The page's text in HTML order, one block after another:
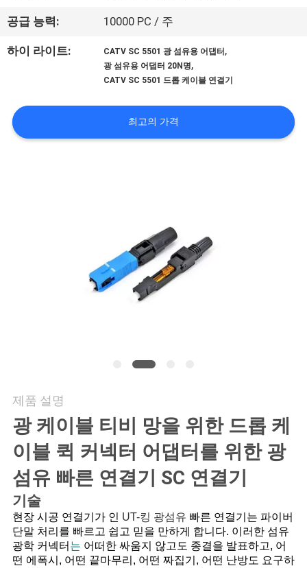
공
장
행
요
뉴
스
경
우
공급 능력: 10000 PC / 주
하이 라이트: CATV SC 5501 광 섬유용 어댑터 ,
광 섬유용 어댑터 20N명,
CATV SC 5501 드롭 케이블 연결기
최고의 가격
제품 설명
광 케이블 티비 망을 위한 드롭 케
이블 퀵 커넥터 어댑터를 위한 광
섬유 빠른 연결기 SC 연결기
기술
현장 시공 연결기가 인 UT-킹 광섬유 빠른 연결기는 파이버
단말 처리를 빠르고 쉽고 믿을 만하게 합니다. 이러한 섬유
광학 커넥터 는 어떠한 싸움지 않고도 종결을 발표하고, 어
떤 에폭시, 어떤 끝마무리, 어떤 짜집기, 어떤 난방도 요구하